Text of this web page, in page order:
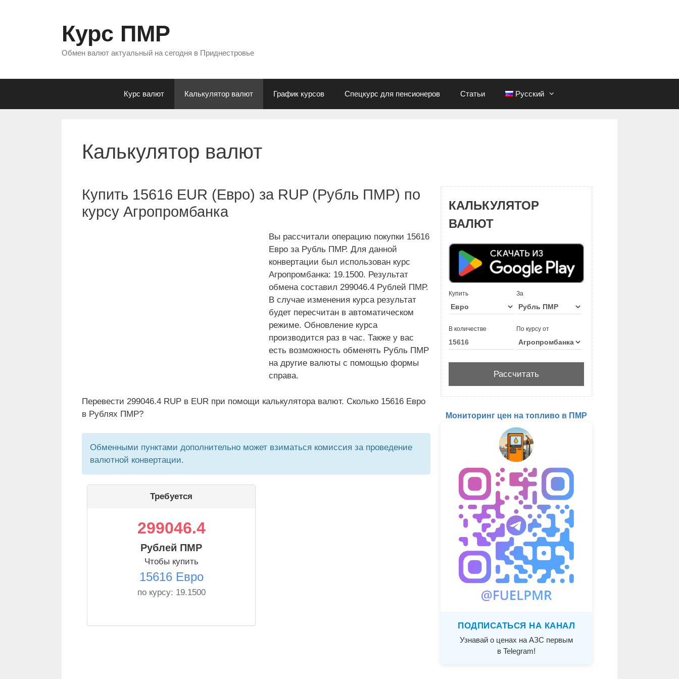
Курс ПМР
Обмен валют актуальный на сегодня в Приднестровье
Курс валют Калькулятор валют График курсов Спецкурс для пенсионеров Статьи Русский
Калькулятор валют
Купить 15616 EUR (Евро) за RUP (Рубль ПМР) по
курсу Агропромбанка
Вы рассчитали операцию покупки 15616
Евро за Рубль ПМР. Для данной
конвертации был использован курс
Агропромбанка: 19.1500. Результат
обмена составил 299046.4 Рублей ПМР.
В случае изменения курса результат
будет пересчитан в автоматическом
режиме. Обновление курса
производится раз в час. Также у вас
есть возможность обменять Рубль ПМР
на другие валюты с помощью формы
справа.
Перевести 299046.4 RUP в EUR при помощи калькулятора валют. Сколько 15616 Евро
в Рублях ПМР?
Обменными пунктами дополнительно может взиматься комиссия за проведение
валютной конвертации.
Требуется
299046.4
Рублей ПМР
Чтобы купить
15616 Евро
по курсу: 19.1500
КАЛЬКУЛЯТОР
ВАЛЮТ
Купить За
В количестве По курсу от
Мониторинг цен на топливо в ПМР
ПОДПИСАТЬСЯ НА КАНАЛ
Узнавай о ценах на АЗС первым
в Telegram!